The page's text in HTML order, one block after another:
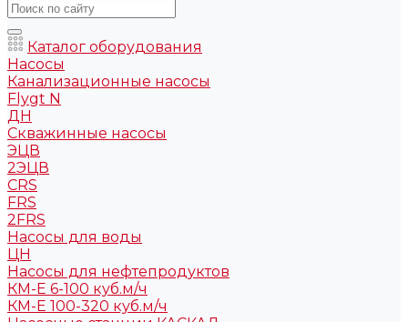
Каталог оборудования
Насосы
Канализационные насосы
Flygt N
ДН
Скважинные насосы
ЭЦВ
2ЭЦВ
CRS
FRS
2FRS
Насосы для воды
ЦН
Насосы для нефтепродуктов
КМ-Е 6-100 куб.м/ч
КМ-Е 100-320 куб.м/ч